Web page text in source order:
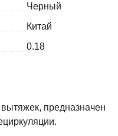
Черный
Китай
0.18
предназначен